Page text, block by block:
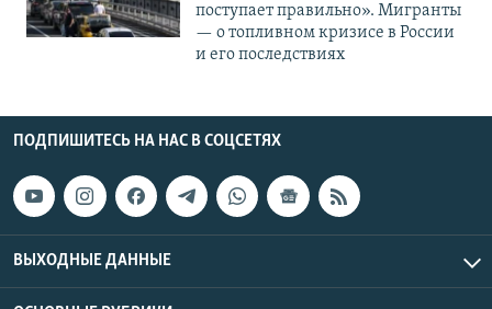
поступает правильно». Мигранты
— о топливном кризисе в России
и его последствиях
ПОДПИШИТЕСЬ НА НАС В СОЦСЕТЯХ
ВЫХОДНЫЕ ДАННЫЕ